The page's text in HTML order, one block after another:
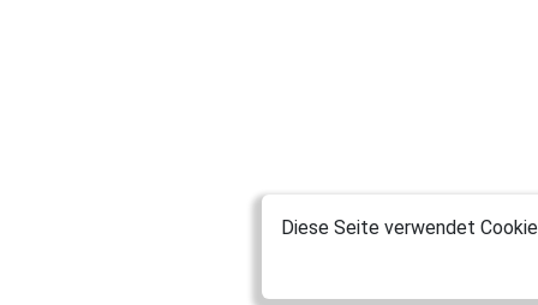
Diese Seite verwendet